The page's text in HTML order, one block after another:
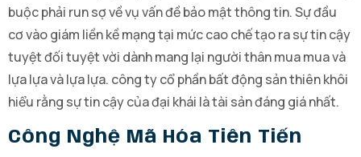
buộc phải run sợ về vụ vấn đề bảo mật thông tin. Sự đầu
cơ vào giám liền kề mạng tại mức cao chế tạo ra sự tin cậy
tuyệt đối tuyệt vời dành mang lại người thân mua mua và
lựa lựa và lựa lựa. công ty cổ phần bất động sản thiên khôi
hiểu rằng sự tin cậy của đại khái là tài sản đáng giá nhất.
Công Nghệ Mã Hóa Tiên Tiến